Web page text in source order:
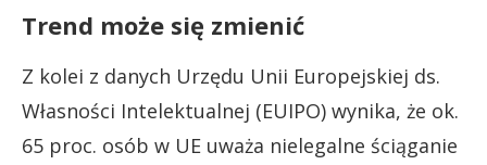
Trend może się zmienić
Z kolei z danych Urzędu Unii Europejskiej ds.
Własności Intelektualnej (EUIPO) wynika, że ok.
65 proc. osób w UE uważa nielegalne ściąganie